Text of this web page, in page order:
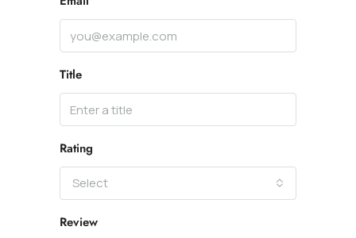
Title
Rating
Select
Review